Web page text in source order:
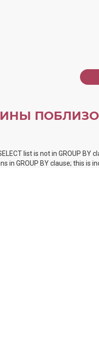
list is not in GROUP
in GROUP BY clause; this is